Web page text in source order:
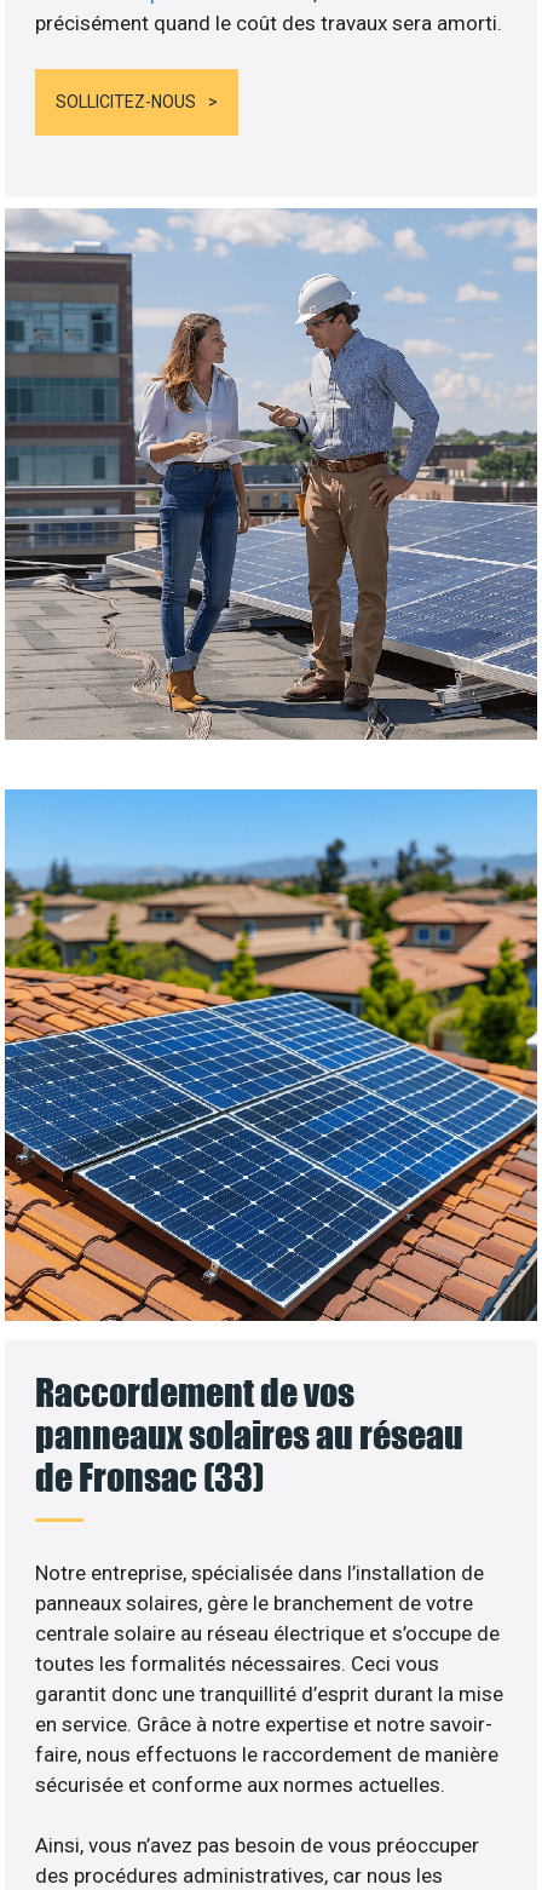
précisément quand le coût des travaux sera amorti.
SOLLICITEZ-NOUS
Raccordement de vos
panneaux solaires au réseau
de Fronsac (33)
Notre entreprise, spécialisée dans l’installation de
panneaux solaires, gère le branchement de votre
centrale solaire au réseau électrique et s’occupe de
toutes les formalités nécessaires. Ceci vous
garantit donc une tranquillité d’esprit durant la mise
en service. Grâce à notre expertise et notre savoir-
faire, nous effectuons le raccordement de manière
sécurisée et conforme aux normes actuelles.
Ainsi, vous n’avez pas besoin de vous préoccuper
des procédures administratives, car nous les